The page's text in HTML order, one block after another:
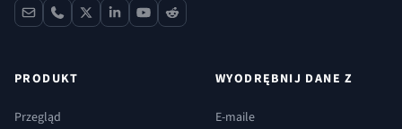
contactphone
x linkedinyoutube
reddit
PRODUKT
Przegląd
WYODRĘBNIJ DANE Z
E-maile